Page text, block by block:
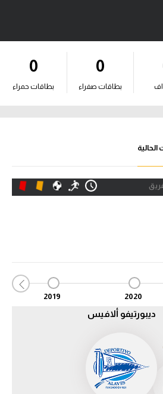
0
بطاقات صفراء
0
بطاقات حمراء
2020
2019
ديبورتيفو ألافيس